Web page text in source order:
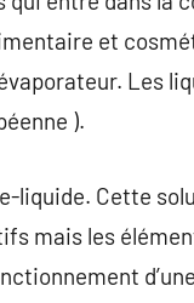
et
Les
).
liquide. Cette
mais les